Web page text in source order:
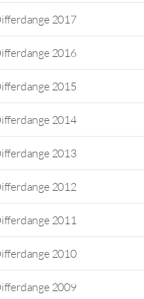
2017
2016
2015
2014
2013
2012
2011
2010
2009